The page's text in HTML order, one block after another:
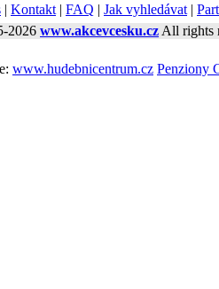
| Kontakt | FAQ | Jak vyhledávat |
2026 www.akcevcesku.cz All rights
www.hudebnicentrum.cz Penziony